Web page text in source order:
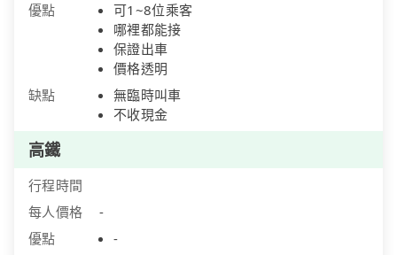
優點
可1~8位乘客
哪裡都能接
保證出車
價格透明
缺點
無臨時叫車
不收現金
高鐵
行程時間
每人價格
-
優點
-